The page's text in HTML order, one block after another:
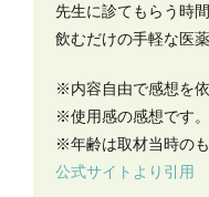
先生に診てもらう時
飲むだけの手軽な医
※内容自由で感想を依
※使用感の感想です
※年齢は取材当時のも
公式サイトより引用